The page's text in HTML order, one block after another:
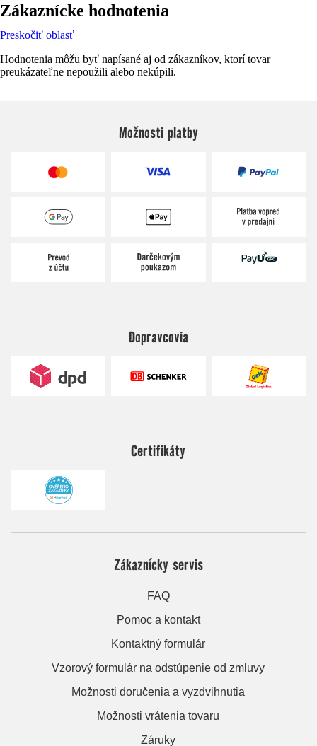
Zákaznícke hodnotenia
Preskočiť oblasť
Hodnotenia môžu byť napísané aj od zákazníkov, ktorí tovar
preukázateľne nepoužili alebo nekúpili.
Možnosti platby
Dopravcovia
Certifikáty
Zákaznícky servis
FAQ
Pomoc a kontakt
Kontaktný formulár
Vzorový formulár na odstúpenie od zmluvy
Možnosti doručenia a vyzdvihnutia
Možnosti vrátenia tovaru
Záruky